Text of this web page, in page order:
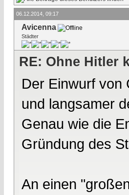
06.12.2014, 09:17
Avicenna
Städter
RE: Ohne Hitler
Der Einwurf von
und langsamer
Genau wie die
Gründung des
An einen